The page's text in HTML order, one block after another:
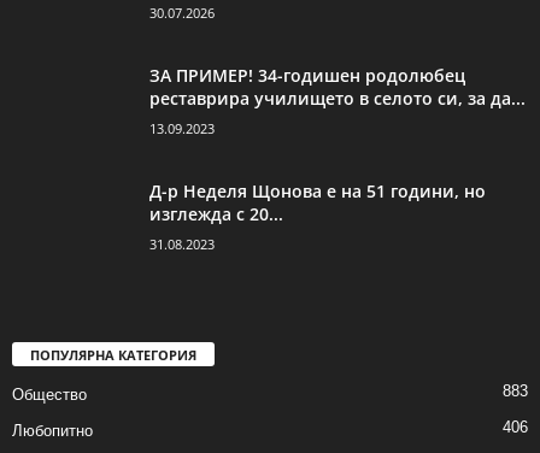
30.07.2026
ЗА ПРИМЕР! 34-годишен родолюбец
реставрира училището в селото си, за да...
13.09.2023
Д-р Неделя Щонова е на 51 години, но
изглежда с 20...
31.08.2023
ПОПУЛЯРНА КАТЕГОРИЯ
Общество 883
Любопитно 406